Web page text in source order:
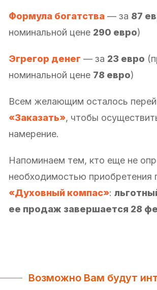
Формула богатства — за 87
номинальной цене 290 евро)
Эгрегор денег — за 23 евро
номинальной цене 78 евро)
Всем желающим осталось
«Заказать», чтобы
намерение.
Напоминаем тем, кто еще не
необходимостью приобретения
«Духовный компас»:
ее продаж завершается 28
Возможно Вам будут